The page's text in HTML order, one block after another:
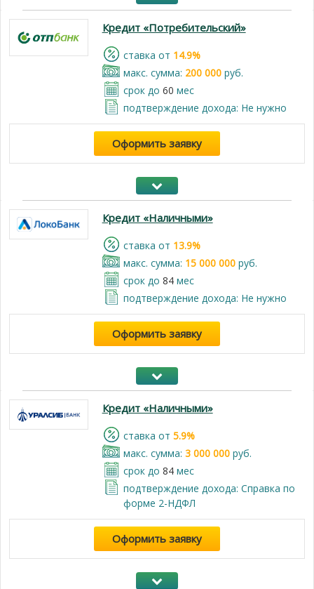
Кредит «Потребительский»
cтавка от 14.9%
макс. сумма: 200 000руб.
срок до 60 мес
подтверждение дохода: Не нужно
Оформить заявку
Кредит «Наличными»
cтавка от 13.9%
макс. сумма: 15 000 000руб.
срок до 84мес
подтверждение дохода: Не нужно
Оформить заявку
Кредит «Наличными»
cтавка от 5.9%
макс. сумма: 3 000 000руб.
срок до 84мес
подтверждение дохода: Справка по
форме 2-НДФЛ
Оформить заявку